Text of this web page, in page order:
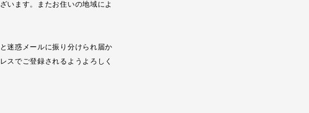
います。またお住いの地域によ
迷惑メールに振り分けられ届か
スでご登録されるようよろしく